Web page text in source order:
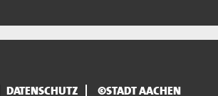
DATENSCHUTZ ©STADT AACHEN